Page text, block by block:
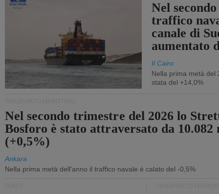
Nel
traffico
canale di
aumentato
Il Cairo
Nella prima metà del
stata del +14,0%
Nel secondo trimestre del 2026 lo
Bosforo è stato attraversato da 10.082
(+0,5%)
Ankara
Nella prima metà dell'anno il traffico navale è calato del -0,5%